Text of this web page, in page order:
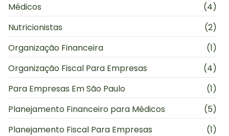
Médicos
(4)
Nutricionistas
(2)
Organização Financeira
(1)
Organização Fiscal Para Empresas
(4)
Para Empresas Em São Paulo
(1)
Planejamento Financeiro para Médicos
(5)
Planejamento Fiscal Para Empresas
(1)